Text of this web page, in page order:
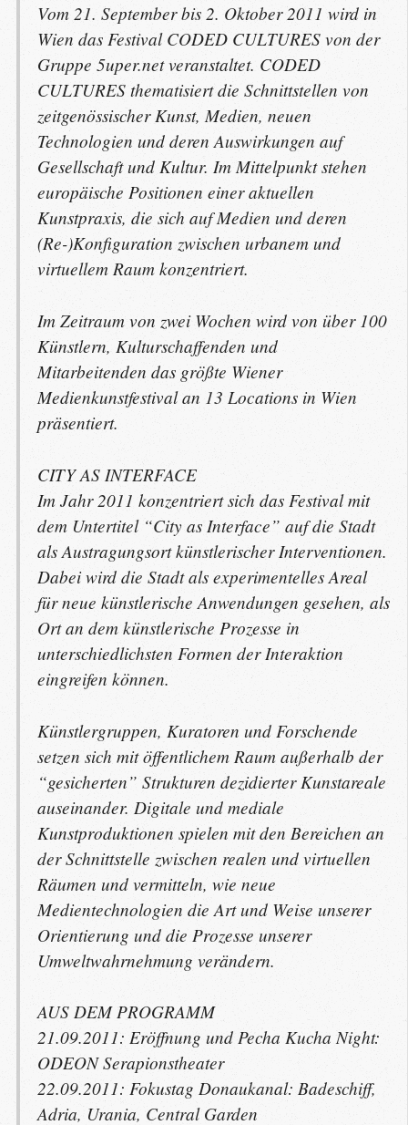
Vom 21. September bis 2. Oktober 2011 wird in
Wien das FestivalCODED CULTURESvon der
Gruppe 5uper.net veranstaltet. CODED
CULTURESthematisiert die Schnittstellen von
zeitgenössischer Kunst, Medien, neuen
Technologien und deren Auswirkungen auf
Gesellschaft und Kultur. Im Mittelpunkt stehen
europäische Positionen einer aktuellen
Kunstpraxis, die sich auf Medien und deren
(Re-)Konfiguration zwischen urbanem und
virtuellem Raum konzentriert.
Im Zeitraum von zwei Wochen wird von über 100
Künstlern, Kulturschaffenden und
Mitarbeitenden das größte Wiener
Medienkunstfestival an 13 Locations in Wien
präsentiert.
CITYAS INTERFACE
Im Jahr 2011 konzentriert sich das Festival mit
dem Untertitel “City as Interface” auf die Stadt
als Austragungsort künstlerischer Interventionen.
Dabei wird die Stadt als experimentelles Areal
für neue künstlerische Anwendungen gesehen, als
Ort an dem künstlerische Prozesse in
unterschiedlichsten Formen der Interaktion
eingreifen können.
Künstlergruppen, Kuratoren und Forschende
setzen sich mit öffentlichem Raum außerhalb der
“gesicherten” Strukturen dezidierter Kunstareale
auseinander. Digitale und mediale
Kunstproduktionen spielen mit den Bereichen an
der Schnittstelle zwischen realen und virtuellen
Räumen und vermitteln, wie neue
Medientechnologien die Art und Weise unserer
Orientierung und die Prozesse unserer
Umweltwahrnehmung verändern.
AUSDEMPROGRAMM
21.09.2011: Eröffnung und Pecha Kucha Night:
ODEONSerapionstheater
22.09.2011: Fokustag Donaukanal: Badeschiff,
Adria, Urania, Central Garden